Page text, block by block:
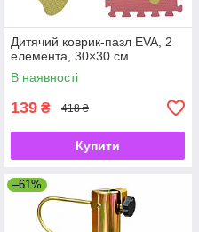
Дитячий коврик-пазл EVA, 2
елемента, 30×30 см
В наявності
139 ₴ 418 ₴
Купити
–61%